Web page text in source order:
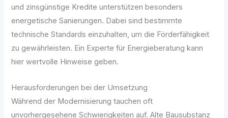
und zinsgünstige Kredite unterstützen besonders
energetische Sanierungen. Dabei sind bestimmte
technische Standards einzuhalten, um die Förderfähigkeit
zu gewährleisten. Ein Experte für Energieberatung kann
hier wertvolle Hinweise geben.
Herausforderungen bei der Umsetzung
Während der Modernisierung tauchen oft
unvorhergesehene Schwierigkeiten auf. Alte Bausubstanz